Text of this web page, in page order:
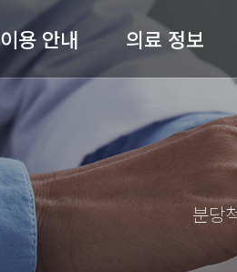
이용 안내
의료진 소개
진료안내
입퇴원 수속
의료 정보
허리 / 목
어깨 / 팔
고관절 / 무릎 / 발